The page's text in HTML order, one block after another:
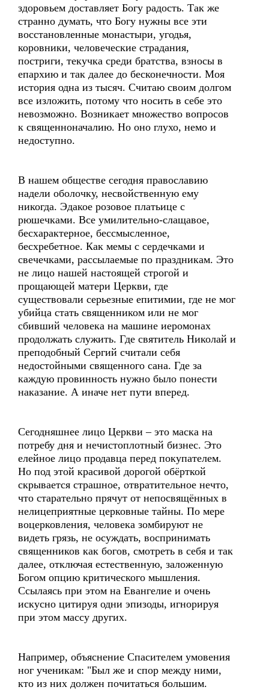
здоровьем доставляет Богу радость. Так же
странно думать, что Богу нужны все эти
восстановленные монастыри, угодья,
коровники, человеческие страдания,
постриги, текучка среди братства, взносы в
епархию и так далее до бесконечности. Моя
история одна из тысяч. Считаю своим долгом
все изложить, потому что носить в себе это
невозможно. Возникает множество вопросов
к священноначалию. Но оно глухо, немо и
недоступно.
В нашем обществе сегодня православию
надели оболочку, несвойственную ему
никогда. Эдакое розовое платьице с
рюшечками. Все умилительно-слащавое,
бесхарактерное, бессмысленное,
бесхребетное. Как мемы с сердечками и
свечечками, рассылаемые по праздникам. Это
не лицо нашей настоящей строгой и
прощающей матери Церкви, где
существовали серьезные епитимии, где не мог
убийца стать священником или не мог
сбивший человека на машине иеромонах
продолжать служить. Где святитель Николай и
преподобный Сергий считали себя
недостойными священного сана. Где за
каждую провинность нужно было понести
наказание. А иначе нет пути вперед.
Сегодняшнее лицо Церкви – это маска на
потребу дня и нечистоплотный бизнес. Это
елейное лицо продавца перед покупателем.
Но под этой красивой дорогой обёрткой
скрывается страшное, отвратительное нечто,
что старательно прячут от непосвящённых в
нелицеприятные церковные тайны. По мере
воцерковления, человека зомбируют не
видеть грязь, не осуждать, воспринимать
священников как богов, смотреть в себя и так
далее, отключая естественную, заложенную
Богом опцию критического мышления.
Ссылаясь при этом на Евангелие и очень
искусно цитируя одни эпизоды, игнорируя
при этом массу других.
Например, объяснение Спасителем умовения
ног ученикам: "Был же и спор между ними,
кто из них должен почитаться большим.